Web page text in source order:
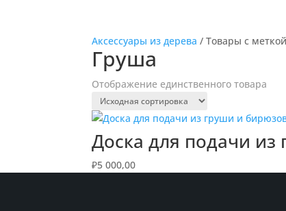
Аксессуары из дерева / Товары с
Груша
Отображение единственного товара
Доска для подачи
₽5 000,00